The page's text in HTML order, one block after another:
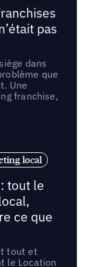
pas
dans
que
Une
franchise,
local
tout le
ce que
tout et
le Location